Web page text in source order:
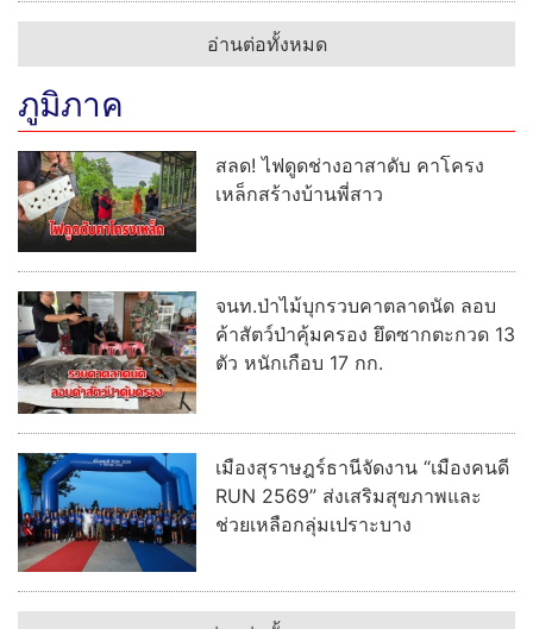
อ่านต่อทั้งหมด
ภูมิภาค
สลด! ไฟดูดช่างอาสาดับ คาโครง
เหล็กสร้างบ้านพี่สาว
จนท.ป่าไม้บุกรวบคาตลาดนัด ลอบ
ค้าสัตว์ป่าคุ้มครอง ยึดซากตะกวด 13
ตัว หนักเกือบ 17 กก.
เมืองสุราษฎร์ธานีจัดงาน “เมืองคนดี
RUN 2569” ส่งเสริมสุขภาพและ
ช่วยเหลือกลุ่มเปราะบาง